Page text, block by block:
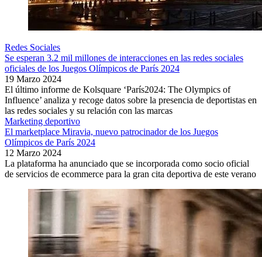
Redes Sociales
Se esperan 3.2 mil millones de interacciones en las redes sociales
oficiales de los Juegos Olímpicos de París 2024
19 Marzo 2024
El último informe de Kolsquare ‘París2024: The Olympics of
Influence’ analiza y recoge datos sobre la presencia de deportistas en
las redes sociales y su relación con las marcas
Marketing deportivo
El marketplace Miravia, nuevo patrocinador de los Juegos
Olímpicos de París 2024
12 Marzo 2024
La plataforma ha anunciado que se incorporada como socio oficial
de servicios de ecommerce para la gran cita deportiva de este verano